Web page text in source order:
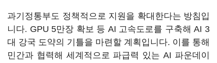
과기정통부도 정책적으로 지원을 확대한다는 방침입
니다. GPU 5만장 확보 등 AI 고속도로를 구축해 AI 3
대 강국 도약의 기틀을 마련할 계획입니다. 이를 통해
민간과 협력해 세계적으로 파급력 있는 AI 파운데이